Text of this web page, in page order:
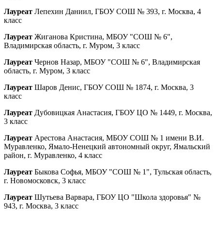
Лауреат Лепехин Даниил, ГБОУ СОШ № 393, г. Москва, 4
класс
Лауреат Жиганова Кристина, МБОУ "СОШ № 6",
Владимирская область, г. Муром, 3 класс
Лауреат Чернов Назар, МБОУ "СОШ № 6", Владимирская
область, г. Муром, 3 класс
Лауреат Шаров Денис, ГБОУ СОШ № 1874, г. Москва, 3
класс
Лауреат Дубовицкая Анастасия, ГБОУ ЦО № 1449, г. Москва,
3 класс
Лауреат Арестова Анастасия, МБОУ СОШ № 1 имени В.И.
Муравленко, Ямало-Ненецкий автономный округ, Ямальский
район, г. Муравленко, 4 класс
Лауреат Быкова Софья, МБОУ "СОШ № 1", Тульская область,
г. Новомосковск, 3 класс
Лауреат Шутьева Варвара, ГБОУ ЦО "Школа здоровья" №
943, г. Москва, 3 класс